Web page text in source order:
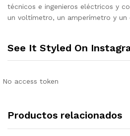
técnicos e ingenieros eléctricos y
un voltímetro, un amperímetro y un
See It Styled On
No access token
Productos relacionados